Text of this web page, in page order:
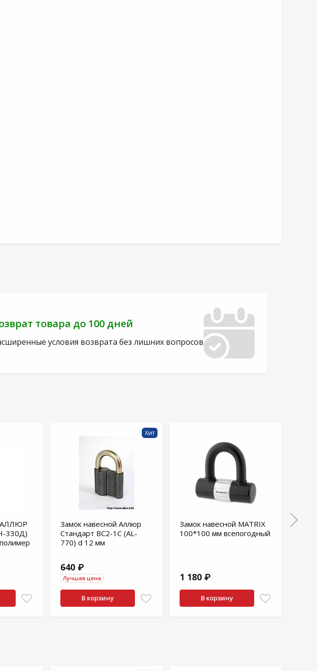
товара до 100 дней
условия возврата без лишних вопросов
АЛЛЮР
330Д)
Хит
Замок навесной Аллюр
Стандарт BС2-1С (AL-
770) d 12 мм
640 ₽
Лучшая цена
В корзину
Замок навесной MATRIX
100*100 мм всепогодный
1 180 ₽
В корзину